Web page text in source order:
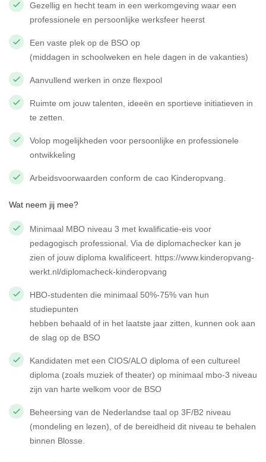
Gezellig en hecht team in een werkomgeving waar een
professionele en persoonlijke werksfeer heerst
Een vaste plek op de BSO op
(middagen in schoolweken en hele dagen in de vakanties)
Aanvullend werken in onze flexpool
Ruimte om jouw talenten, ideeën en sportieve initiatieven in
te zetten.
Volop mogelijkheden voor persoonlijke en professionele
ontwikkeling
Arbeidsvoorwaarden conform de cao Kinderopvang.
Wat neem jij mee?
Minimaal MBO niveau 3 met kwalificatie-eis voor
pedagogisch professional. Via de diplomachecker kan je
zien of jouw diploma kwalificeert. https://www.kinderopvang-
werkt.nl/diplomacheck-kinderopvang
HBO-studenten die minimaal 50%-75% van hun
studiepunten
hebben behaald of in het laatste jaar zitten, kunnen ook aan
de slag op de BSO
Kandidaten met een CIOS/ALO diploma of een cultureel
diploma (zoals muziek of theater) op minimaal mbo-3 niveau
zijn van harte welkom voor de BSO
Beheersing van de Nederlandse taal op 3F/B2 niveau
(mondeling en lezen), of de bereidheid dit niveau te behalen
binnen Blosse.